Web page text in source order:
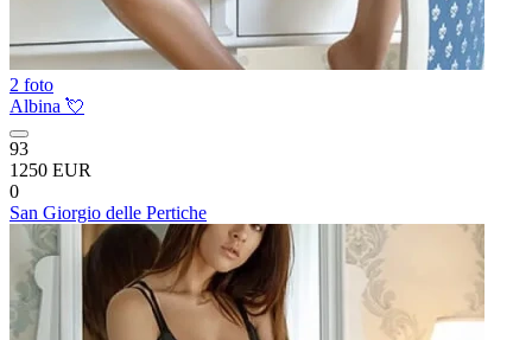
2 foto
Albina 💘
93
1250 EUR
0
San Giorgio delle Pertiche